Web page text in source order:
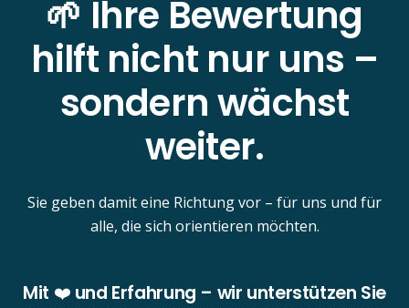
🌱 Ihre Bewertung
hilft nicht nur uns –
sondern wächst
weiter.
Sie geben damit eine Richtung vor – für uns und für
alle, die sich orientieren möchten.
Mit ❤️ und Erfahrung – wir unterstützen Sie